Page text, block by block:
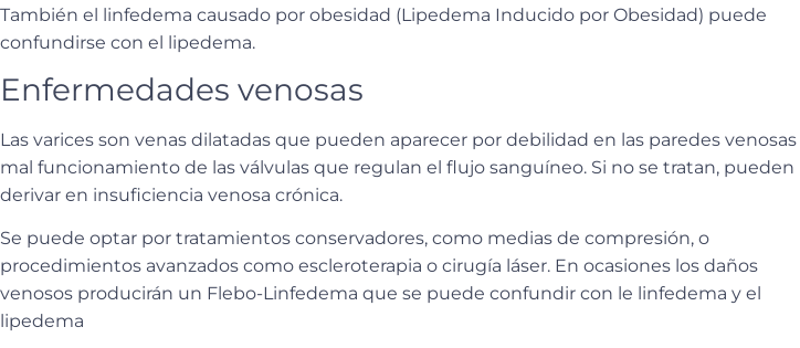
También el linfedema causado por obesidad (Lipedema Inducido por Obesidad) puede
confundirse con el lipedema.
Enfermedades venosas
Las varices son venas dilatadas que pueden aparecer por debilidad en las paredes venosas
mal funcionamiento de las válvulas que regulan el flujo sanguíneo. Si no se tratan, pueden
derivar en insuficiencia venosa crónica.
Se puede optar por tratamientos conservadores, como medias de compresión, o
procedimientos avanzados como escleroterapia o cirugía láser. En ocasiones los daños
venosos producirán un Flebo-Linfedema que se puede confundir con le linfedema y el
lipedema